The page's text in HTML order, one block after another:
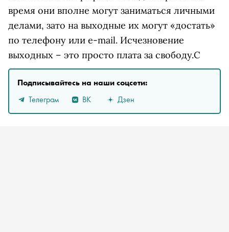
время они вполне могут заниматься личными
делами, зато на выходные их могут «достать»
по телефону или e-mail. Исчезновение
выходных – это просто плата за свободу.С
Подписывайтесь на наши соцсети:
Телеграм
ВК Дзен